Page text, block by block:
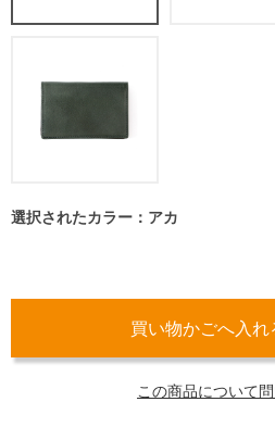
選択されたカラー：アカ
この商品について